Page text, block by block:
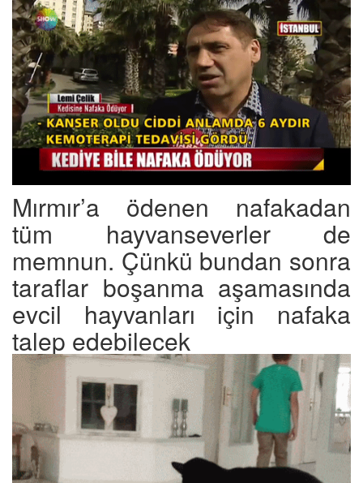
Mırmır’a ödenen nafakadan
tüm hayvanseverler de
memnun. Çünkü bundan sonra
taraflar boşanma aşamasında
evcil hayvanları için nafaka
talep edebilecek